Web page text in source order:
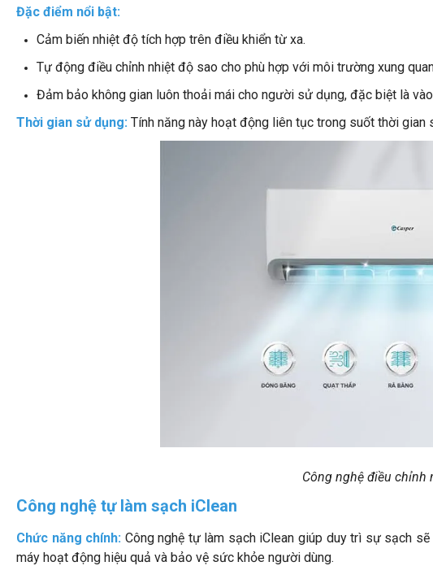
Đặc điểm nổi bật:
Cảm biến nhiệt độ tích hợp trên điều khiển từ xa.
Tự động điều chỉnh nhiệt độ sao cho phù hợp với môi trường xung
Đảm bảo không gian luôn thoải mái cho người sử dụng, đặc biệt là
Thời gian sử dụng: Tính năng này hoạt động liên tục trong suốt thời
Công nghệ điều chỉnh
Công nghệ tự làm sạch iClean
Chức năng chính: Công nghệ tự làm sạch iClean giúp duy trì sự sạch
máy hoạt động hiệu quả và bảo vệ sức khỏe người dùng.